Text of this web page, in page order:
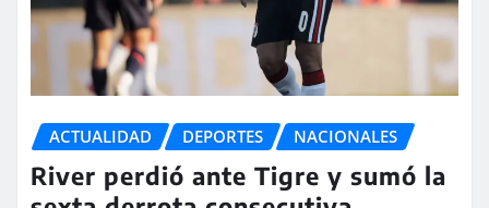
ACTUALIDAD DEPORTES NACIONALES
River perdió ante Tigre y sumó la